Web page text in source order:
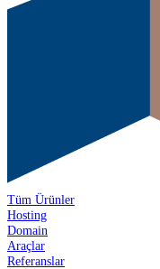
Tüm Ürünler
Hosting
Domain
Araçlar
Referanslar